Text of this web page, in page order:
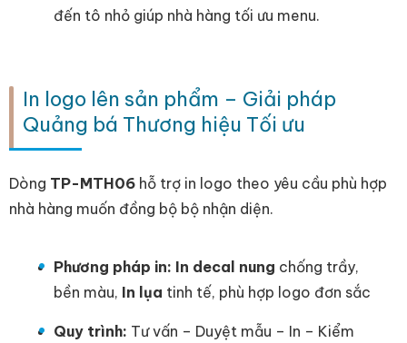
đến tô nhỏ giúp nhà hàng tối ưu menu.
In logo lên sản phẩm – Giải pháp
Quảng bá Thương hiệu Tối ưu
Dòng TP-MTH06hỗ trợ in logo theo yêu cầu phù hợp
nhà hàng muốn đồng bộ bộ nhận diện.
Phương pháp in: In decal nung chống trầy,
bền màu, In lụa tinh tế, phù hợp logo đơn sắc
Quy trình: Tư vấn – Duyệt mẫu – In – Kiểm